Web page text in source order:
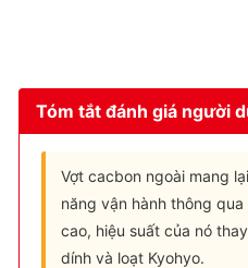
Tóm tắt đánh giá người
Vợt cacbon ngoài mang
năng vận hành thông
cao, hiệu suất của nó
dính và loạt Kyohyo.